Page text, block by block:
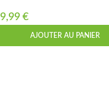
9,99 €
AJOUTER AU PANIER